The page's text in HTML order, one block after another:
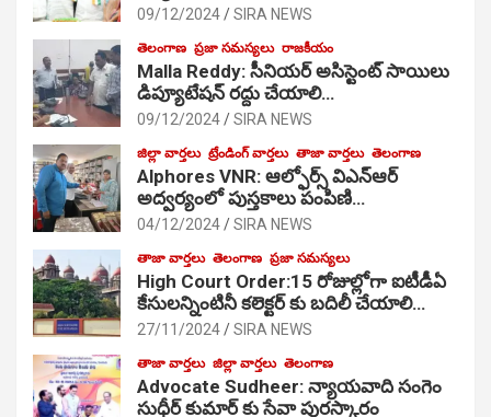
09/12/2024 SIRA NEWS
తెలంగాణ ప్రజా సమస్యలు రాజకీయం
Malla Reddy: సీనియర్ అసిస్టెంట్ సాయిలు
డిప్యూటేషన్ రద్దు చేయాలి…
09/12/2024 SIRA NEWS
జిల్లా వార్తలు ట్రేండింగ్ వార్తలు తాజా వార్తలు తెలంగాణ
Alphores VNR: ఆల్ఫోర్స్ విఎన్ఆర్
అద్వర్యంలో పుస్తకాలు పంపిణి…
04/12/2024 SIRA NEWS
తాజా వార్తలు తెలంగాణ ప్రజా సమస్యలు
High Court Order:15 రోజుల్లోగా ఐటీడీఏ
కేసులన్నింటినీ కలెక్టర్ కు బదిలీ చేయాలి…
27/11/2024 SIRA NEWS
తాజా వార్తలు జిల్లా వార్తలు తెలంగాణ
Advocate Sudheer: న్యాయవాది సంగెం
సుధీర్ కుమార్ కు సేవా పురస్కారం